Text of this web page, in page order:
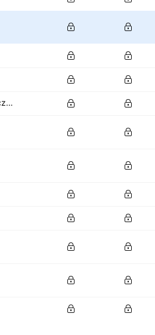
Rozwodniony zysk netto dostępny dla posiadaczy akcji zwykłych